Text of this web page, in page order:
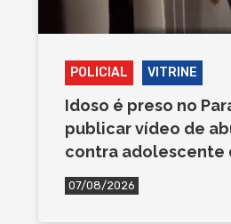
POLICIAL VITRINE
Idoso é preso no
publicar vídeo de
contra adolescente
07/08/2026